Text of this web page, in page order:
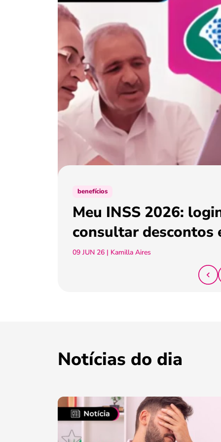
benefícios
Meu INSS 2026:
consultar descontos
09 JUN 26 | Kamilla Aires
Notícias do dia